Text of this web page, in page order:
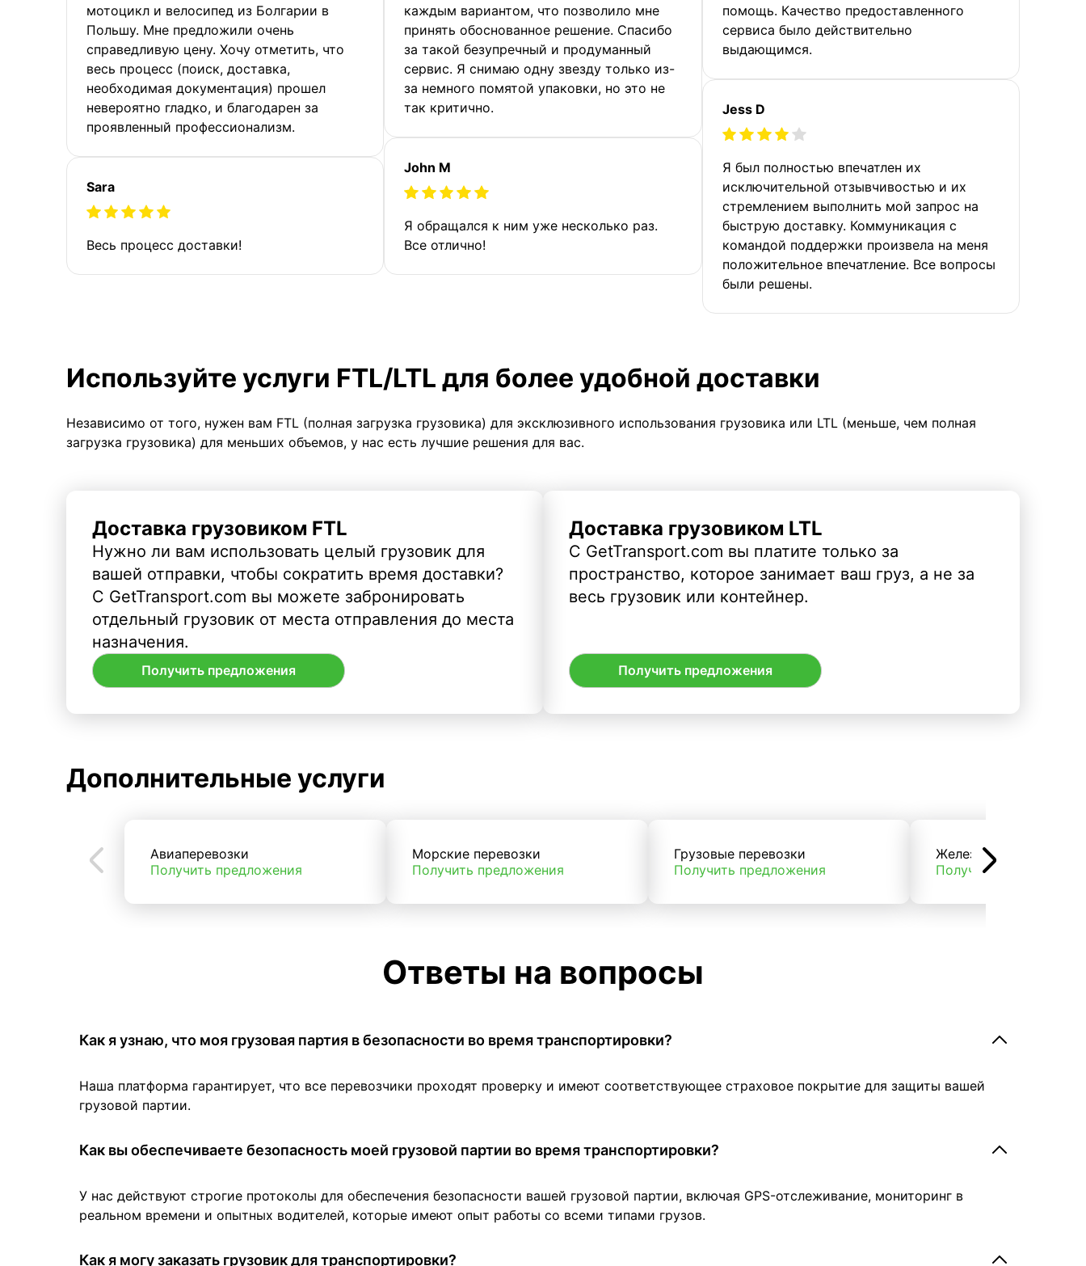
мотоцикл и велосипед из Болгарии в
Польшу. Мне предложили очень
справедливую цену. Хочу отметить, что
весь процесс (поиск, доставка,
необходимая документация) прошел
невероятно гладко, и благодарен за
проявленный профессионализм.
Sara
Весь процесс доставки!
каждым вариантом, что позволило мне
принять обоснованное решение. Спасибо
за такой безупречный и продуманный
сервис. Я снимаю одну звезду только из-
за немного помятой упаковки, но это не
так критично.
John M
Я обращался к ним уже несколько раз.
Все отлично!
помощь. Качество предоставленного
сервиса было действительно
выдающимся.
Jess D
Я был полностью впечатлен их
исключительной отзывчивостью и их
стремлением выполнить мой запрос на
быструю доставку. Коммуникация с
командой поддержки произвела на меня
положительное впечатление. Все вопросы
были решены.
Используйте услуги FTL/LTL для более удобной доставки
Независимо от того, нужен вам FTL (полная загрузка грузовика) для эксклюзивного использования грузовика или LTL (меньше, чем полная
загрузка грузовика) для меньших объемов, у нас есть лучшие решения для вас.
Доставка грузовиком FTL
Нужно ли вам использовать целый грузовик для
вашей отправки, чтобы сократить время доставки?
С GetTransport.com вы можете забронировать
отдельный грузовик от места отправления до места
назначения.
Получить предложения
Доставка грузовиком LTL
С GetTransport.com вы платите только за
пространство, которое занимает ваш груз, а не за
весь грузовик или контейнер.
Получить предложения
Дополнительные услуги
Авиаперевозки
Получить предложения
Морские перевозки
Получить предложения
Грузовые перевозки
Получить предложения
Железнодорожные
Получить
Ответы на вопросы
Как я узнаю, что моя грузовая партия в безопасности во время транспортировки?
Наша платформа гарантирует, что все перевозчики проходят проверку и имеют соответствующее страховое покрытие для защиты вашей
грузовой партии.
Как вы обеспечиваете безопасность моей грузовой партии во время транспортировки?
У нас действуют строгие протоколы для обеспечения безопасности вашей грузовой партии, включая GPS-отслеживание, мониторинг в
реальном времени и опытных водителей, которые имеют опыт работы со всеми типами грузов.
Как я могу заказать грузовик для транспортировки?